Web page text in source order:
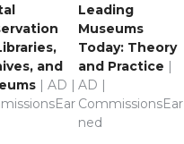
and
| AD |
Leading
Museums
Today: Theory
and Practice
AD |
CommissionsEar
ned